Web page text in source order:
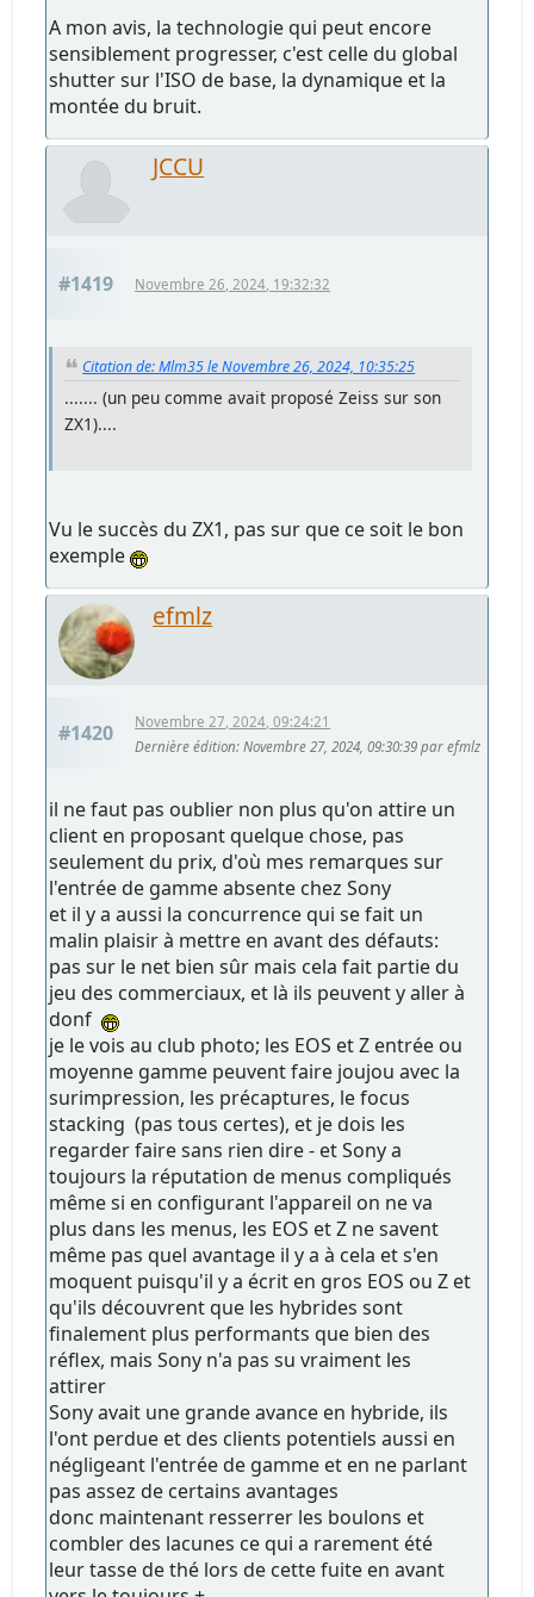
A mon avis, la technologie qui peut encore
sensiblement progresser, c'est celle du global
shutter sur l'ISO de base, la dynamique et la
montée du bruit.
JCCU
#1419 Novembre 26, 2024, 19:32:32
Citation de: Mlm35 le Novembre 26, 2024, 10:35:25
....... (un peu comme avait proposé Zeiss sur son
ZX1)....
Vu le succès du ZX1, pas sur que ce soit le bon
exemple
efmlz
#1420
Novembre 27, 2024, 09:24:21
Dernière édition: Novembre 27, 2024, 09:30:39 par efmlz
il ne faut pas oublier non plus qu'on attire un
client en proposant quelque chose, pas
seulement du prix, d'où mes remarques sur
l'entrée de gamme absente chez Sony
et il y a aussi la concurrence qui se fait un
malin plaisir à mettre en avant des défauts:
pas sur le net bien sûr mais cela fait partie du
jeu des commerciaux, et là ils peuvent y aller à
donf
je le vois au club photo; les EOS et Z entrée ou
moyenne gamme peuvent faire joujou avec la
surimpression, les précaptures, le focus
stacking (pas tous certes), et je dois les
regarder faire sans rien dire - et Sony a
toujours la réputation de menus compliqués
même si en configurant l'appareil on ne va
plus dans les menus, les EOS et Z ne savent
même pas quel avantage il y a à cela et s'en
moquent puisqu'il y a écrit en gros EOS ou Z et
qu'ils découvrent que les hybrides sont
finalement plus performants que bien des
réflex, mais Sony n'a pas su vraiment les
attirer
Sony avait une grande avance en hybride, ils
l'ont perdue et des clients potentiels aussi en
négligeant l'entrée de gamme et en ne parlant
pas assez de certains avantages
donc maintenant resserrer les boulons et
combler des lacunes ce qui a rarement été
leur tasse de thé lors de cette fuite en avant